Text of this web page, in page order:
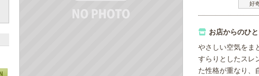
好
お店からのひ
やさしい空気をま
すらりとしたスレ
た性格が重なり、